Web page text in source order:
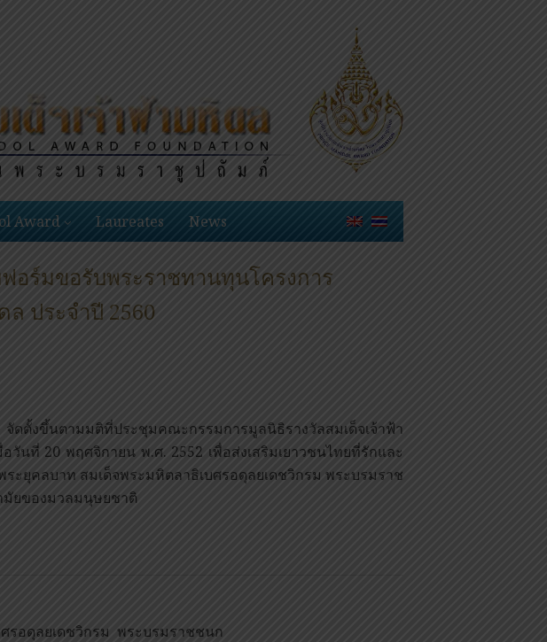
Award Laureates News
อร์มขอรับพระราชทานทุนโครงการ
ล ประจำปี 2560
ดตั้งขึ้นตามมติที่ประชุมคณะกรรมการมูลนิธิรางวัลสมเด็จเจ้าฟ้า
นที่ 20 พฤศจิกายน พ.ศ. 2552 เพื่อส่งเสริมเยาวชนไทยที่รักและ
ะยุคลบาท สมเด็จพระมหิตลาธิเบศรอดุลยเดชวิกรม พระบรมราช
ยของมวลมนุษยชาติ
รอดุลยเดชวิกรม พระบรมราชชนก